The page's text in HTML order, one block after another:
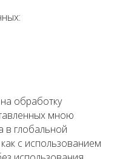
обработку
мною
в глобальной
с использованием